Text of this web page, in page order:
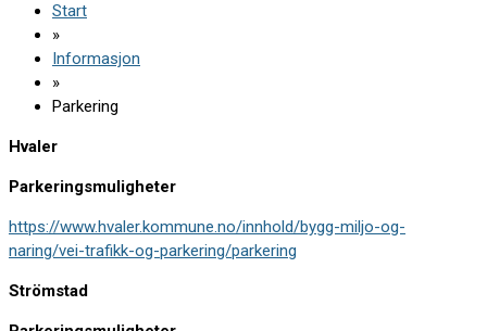
Start
»
Informasjon
»
Parkering
Hvaler
Parkeringsmuligheter
https://www.hvaler.kommune.no/innhold/bygg-miljo-og-
naring/vei-trafikk-og-parkering/parkering
Strömstad